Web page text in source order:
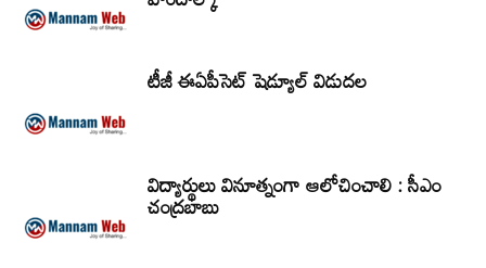
టీజీ ఈఏపీసెట్‌ షెడ్యూల్‌ విడుదల
విద్యార్థులు వినూత్నంగా ఆలోచించాలి : సీఎం
చంద్రబాబు